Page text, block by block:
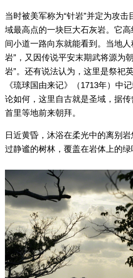
当时被美军称为“针岩”并定为攻
域最高点的一块巨大石灰岩。它
间小道一路向东就能看到。当地人
岩”，又因传说平安末期武将源为
岩”。还有说法认为，这里是祭祀
《琉球国由来记》（1713年）中
论如何，这里自古就是圣域，据
首里等地前来朝拜。
日近黄昏，沐浴在柔光中的离别
过静谧的树林，覆盖在岩体上的绿